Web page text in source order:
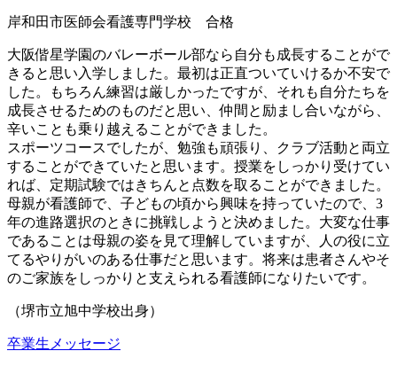
岸和田市医師会看護専門学校 合格
大阪偕星学園のバレーボール部なら自分も成長することがで
きると思い入学しました。最初は正直ついていけるか不安で
した。もちろん練習は厳しかったですが、それも自分たちを
成長させるためのものだと思い、仲間と励まし合いながら、
辛いことも乗り越えることができました。
スポーツコースでしたが、勉強も頑張り、クラブ活動と両立
することができていたと思います。授業をしっかり受けてい
れば、定期試験ではきちんと点数を取ることができました。
母親が看護師で、子どもの頃から興味を持っていたので、3
年の進路選択のときに挑戦しようと決めました。大変な仕事
であることは母親の姿を見て理解していますが、人の役に立
てるやりがいのある仕事だと思います。将来は患者さんやそ
のご家族をしっかりと支えられる看護師になりたいです。
（堺市立旭中学校出身）
卒業生メッセージ